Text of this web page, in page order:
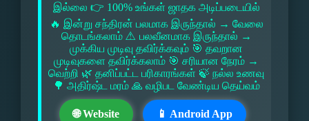
இல்லை 👉 100% உங்கள் ஜாதக அடிப்படையில்
🔥 இன்று சந்திரன் பலமாக இருந்தால் → வேலை
தொடங்கலாம் ⚠ பலவீனமாக இருந்தால் →
முக்கிய முடிவு தவிர்க்கவும் 🎯 தவறான
முடிவுகளை தவிர்க்கலாம் 🎯 சரியான நேரம் →
வெற்றி 🌿 தனிப்பட்ட பரிகாரங்கள் 🍃 நல்ல உணவு
🌳 அதிர்ஷ்ட மரம் 🙏 வழிபட வேண்டிய தெய்வம்
🌐 Website 📱 Android App